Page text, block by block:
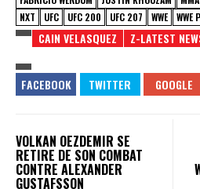
NXT
UFC UFC 200 UFC 207 WWE WWE
CAIN VELASQUEZ Z-LATEST
VOLKAN OEZDEMIR SE
RETIRE DE SON COMBAT
CONTRE ALEXANDER
GUSTAFSSON